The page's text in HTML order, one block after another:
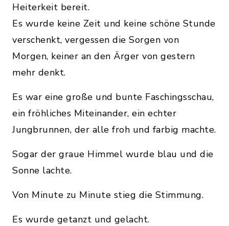
Heiterkeit bereit.
Es wurde keine Zeit und keine schöne Stunde
verschenkt, vergessen die Sorgen von
Morgen, keiner an den Ärger von gestern
mehr denkt.
Es war eine große und bunte Faschingsschau,
ein fröhliches Miteinander, ein echter
Jungbrunnen, der alle froh und farbig machte.
Sogar der graue Himmel wurde blau und die
Sonne lachte.
Von Minute zu Minute stieg die Stimmung.
Es wurde getanzt und gelacht.